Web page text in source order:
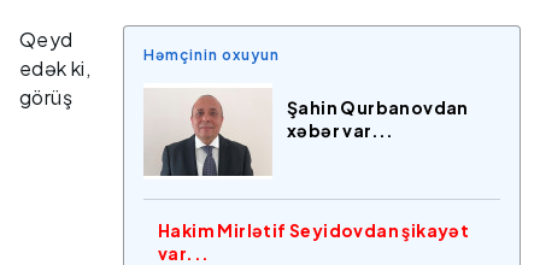
Həmçinin oxuyun
Şahin Qurbanovdan
xəbər var...
Hakim Mirlətif Seyidovdan şikayət
var...
Qeyd
edək ki,
görüş